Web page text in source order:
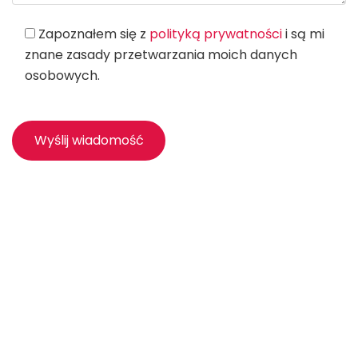
Zapoznałem się z polityką prywatnościi są mi
znane zasady przetwarzania moich danych
osobowych.